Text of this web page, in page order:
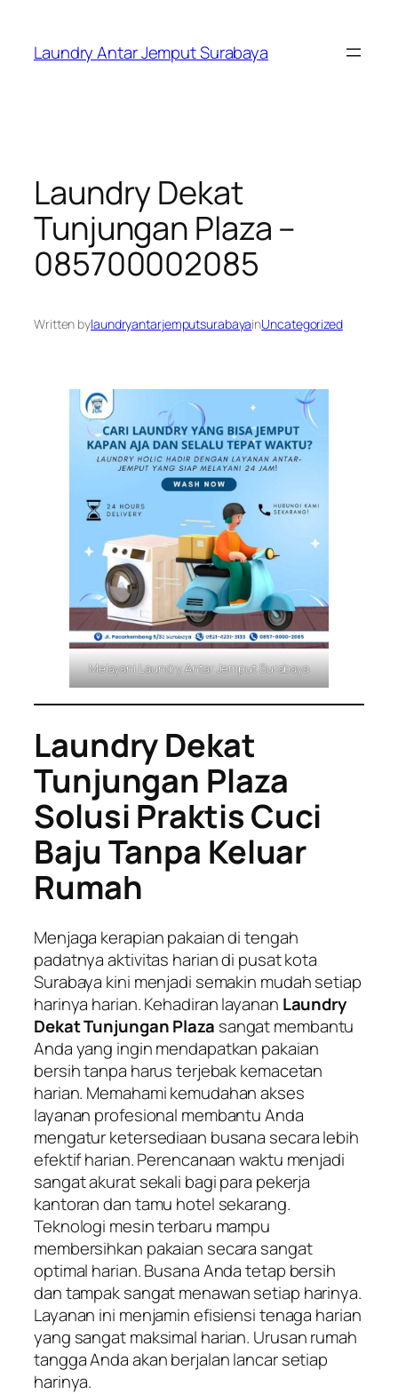
content
Laundry Antar Jemput Surabaya
Laundry Dekat
Tunjungan Plaza –
085700002085
Written bylaundryantarjemputsurabayainUncategorized
Melayani Laundry Antar Jemput Surabaya
Laundry Dekat
Tunjungan Plaza
Solusi Praktis Cuci
Baju Tanpa Keluar
Rumah
Menjaga kerapian pakaian di tengah
padatnya aktivitas harian di pusat kota
Surabaya kini menjadi semakin mudah setiap
harinya harian. Kehadiran layanan Laundry
Dekat Tunjungan Plaza sangat membantu
Anda yang ingin mendapatkan pakaian
bersih tanpa harus terjebak kemacetan
harian. Memahami kemudahan akses
layanan profesional membantu Anda
mengatur ketersediaan busana secara lebih
efektif harian. Perencanaan waktu menjadi
sangat akurat sekali bagi para pekerja
kantoran dan tamu hotel sekarang.
Teknologi mesin terbaru mampu
membersihkan pakaian secara sangat
optimal harian. Busana Anda tetap bersih
dan tampak sangat menawan setiap harinya.
Layanan ini menjamin efisiensi tenaga harian
yang sangat maksimal harian. Urusan rumah
tangga Anda akan berjalan lancar setiap
harinya.